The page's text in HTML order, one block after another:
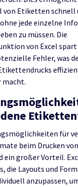
von Etiketten schnell
jede einzelne
zu müssen. Die
von Excel
Fehler, was
macht.
für
beim Drucken
ein großer Vorteil.
die Layouts und
anzupassen,